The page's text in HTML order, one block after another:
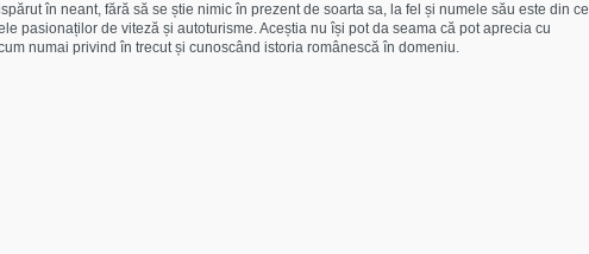
în neant, fără să se știe nimic în prezent de soarta sa, la fel și numele său este din ce
pasionaților de viteză și autoturisme. Aceștia nu își pot da seama că pot aprecia cu
numai privind în trecut și cunoscând istoria românescă în domeniu.